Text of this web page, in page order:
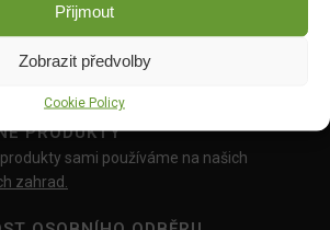
Přijmout
Zobrazit předvolby
Cookie Policy
ZDARMA OD 1500 KČ
objednávek od 1500 Kč,
PRODUKTY
sami používáme na našich
zahrad.